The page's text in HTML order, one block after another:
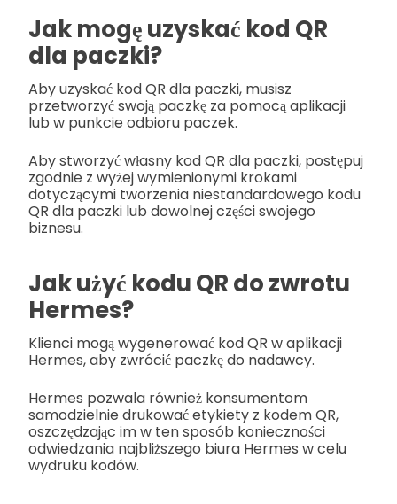
Jak mogę uzyskać kod QR
dla paczki?
Aby uzyskać kod QR dla paczki, musisz
przetworzyć swoją paczkę za pomocą aplikacji
lub w punkcie odbioru paczek.
Aby stworzyć własny kod QR dla paczki, postępuj
zgodnie z wyżej wymienionymi krokami
dotyczącymi tworzenia niestandardowego kodu
QR dla paczki lub dowolnej części swojego
biznesu.
Jak użyć kodu QR do zwrotu
Hermes?
Klienci mogą wygenerować kod QR w aplikacji
Hermes, aby zwrócić paczkę do nadawcy.
Hermes pozwala również konsumentom
samodzielnie drukować etykiety z kodem QR,
oszczędzając im w ten sposób konieczności
odwiedzania najbliższego biura Hermes w celu
wydruku kodów.